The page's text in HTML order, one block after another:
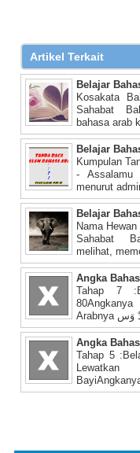
Artikel Terkait
Belajar
Kosakata
Sahabat
bahasa arab
Belajar
Kumpulan
- Assalamu
menurut
Belajar
Nama
Sahabat
melihat,
Angka
Tahap 7
Angka
Tahap 5